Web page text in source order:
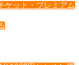
ケット・プレミアム